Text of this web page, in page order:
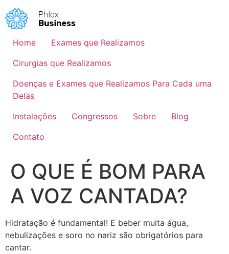
Home
Exames que Realizamos
Cirurgias que Realizamos
Doenças e Exames que Realizamos Para Cada uma
Delas
Instalações
Congressos Sobre
Blog
Contato
O QUE É BOM PARA
A VOZ CANTADA?
Hidratação é fundamental! E beber muita água,
nebulizações e soro no nariz são obrigatórios para
cantar.